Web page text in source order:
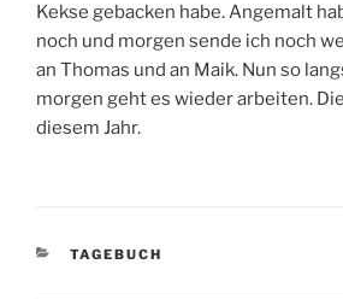
Kekse gebacken habe. Angemalt
noch und morgen sende ich noch
an Thomas und an Maik. Nun so
morgen geht es wieder arbeiten.
diesem Jahr.
KATEGORIEN
TAGEBUCH